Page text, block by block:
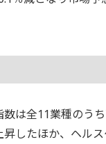
は全11業種のう
したほか、ヘル